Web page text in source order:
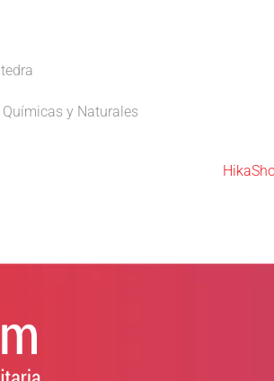
y Naturales